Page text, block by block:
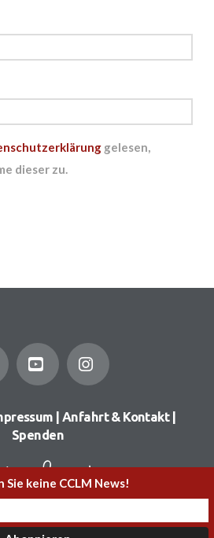
gelesen,
dieser zu.
Anfahrt & Kontakt
Spenden
Sie keine CCLM News!